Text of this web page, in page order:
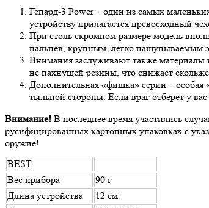
Гепард-3 Power – один из самых
устройству прилагается превосходный
При столь скромном размере модель
пальцев, крупным, легко нащупываемым
Внимания заслуживают также материалы
не пахнущей резины, что снижает
Дополнительная «фишка» серии – особая
тыльной стороны. Если враг отберет у
Внимание! В последнее время участились
русифицированных картонных упаковках с
оружие!
BEST
Вес прибора
90 г
Длина устройства
12 см